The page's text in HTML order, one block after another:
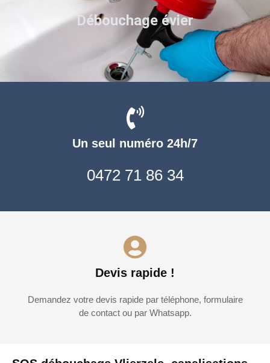
Un seul numéro 24h/7
0472 71 86 34
Devis rapide !
Demandez votre devis rapide par téléphone, formulaire
de contact ou par Whatsapp.
Débouchage évier